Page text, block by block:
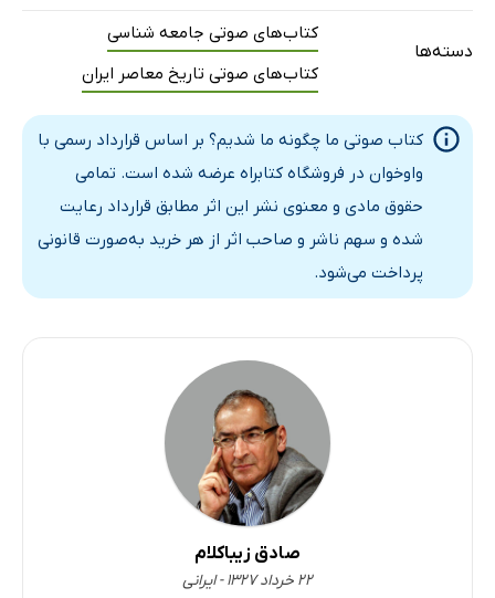
آغاز کتاب سوم - فصل پنجم: خاموش شدن چراغ علم (بخش یک)
فصل پنجم: خاموش شدن چراغ علم (بخش دو)
24 دقیقه فصل پنجم: خاموش شدن چراغ علم (بخش سه)
17 دقیقهزمینه‌های پیدایش افول عصر طلایی اسلام (بخش یک)
زمینه‌های پیدایش افول عصر طلایی اسلام (بخش دو)
سرآغاز انحطاط و افول عصر طلایی
آغاز افول جریان تعقل در ایران
ادامه‌ی خاموشی چراغ علم تا اواسط قرن نوزدهم
فصل ششم: شرق و غرب؛ تماس یا تقابل؟
دسته‌ها
کتاب‌های صوتی جامعه شناسی
کتاب‌های صوتی تاریخ معاصر ایران
کتاب صوتی ما چگونه ما شدیم؟ بر اساس قرارداد رسمی با
واوخوان در فروشگاه کتابراه عرضه شده است. تمامی
حقوق مادی و معنوی نشر این اثر مطابق قرارداد رعایت
شده و سهم ناشر و صاحب اثر از هر خرید به‌صورت قانونی
پرداخت می‌شود.
صادق زیباکلام
۲۲ خرداد ۱۳۲۷ - ایرانی